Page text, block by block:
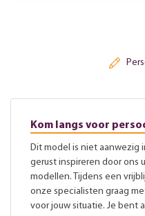
Kom langs voor
Dit model is niet aanwezig
gerust inspireren door ons
modellen. Tijdens een
onze specialisten graag
voor jouw situatie. Je bent